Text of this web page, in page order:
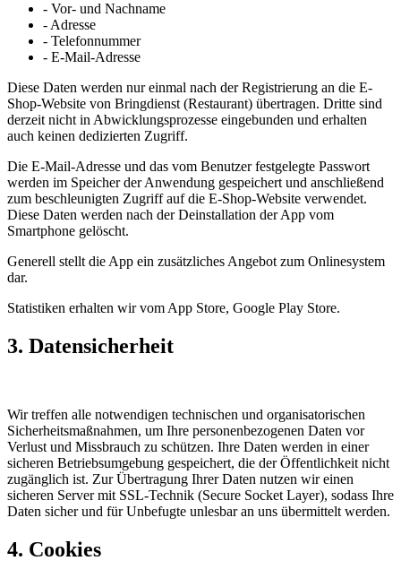
- Vor- und Nachname
- Adresse
- Telefonnummer
- E-Mail-Adresse
Diese Daten werden nur einmal nach der Registrierung an die E-
Shop-Website von Bringdienst (Restaurant) übertragen. Dritte sind
derzeit nicht in Abwicklungsprozesse eingebunden und erhalten
auch keinen dedizierten Zugriff.
Die E-Mail-Adresse und das vom Benutzer festgelegte Passwort
werden im Speicher der Anwendung gespeichert und anschließend
zum beschleunigten Zugriff auf die E-Shop-Website verwendet.
Diese Daten werden nach der Deinstallation der App vom
Smartphone gelöscht.
Generell stellt die App ein zusätzliches Angebot zum Onlinesystem
dar.
Statistiken erhalten wir vom App Store, Google Play Store.
3. Datensicherheit
Wir treffen alle notwendigen technischen und organisatorischen
Sicherheitsmaßnahmen, um Ihre personenbezogenen Daten vor
Verlust und Missbrauch zu schützen. Ihre Daten werden in einer
sicheren Betriebsumgebung gespeichert, die der Öffentlichkeit nicht
zugänglich ist. Zur Übertragung Ihrer Daten nutzen wir einen
sicheren Server mit SSL-Technik (Secure Socket Layer), sodass Ihre
Daten sicher und für Unbefugte unlesbar an uns übermittelt werden.
4. Cookies